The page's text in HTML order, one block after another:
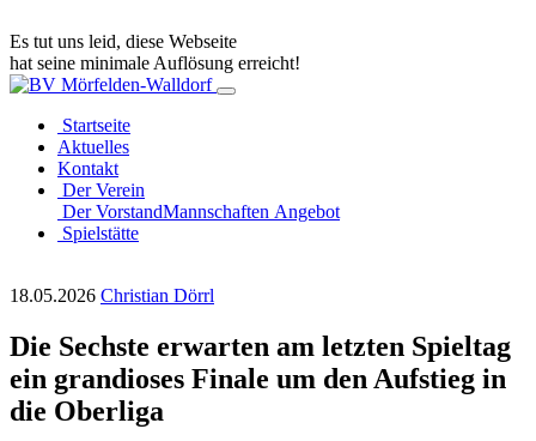
Es tut uns leid, diese Webseite
hat seine minimale Auflösung erreicht!
Startseite
Aktuelles
Kontakt
Der Verein
Der VorstandMannschaften Angebot
Spielstätte
18.05.2026 Christian Dörrl
Die Sechste erwarten am letzten Spieltag
ein grandioses Finale um den Aufstieg in
die Oberliga